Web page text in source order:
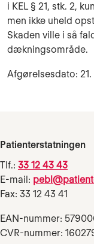
i KEL § 21, stk. 2,
men ikke uheld
Skaden ville i så
dækningsområde.
Afgørelsesdato: 21.
Patienterstatningen
Tlf.: 33 12 43 43
E-mail:
Fax: 33 12 43 41
EAN-nummer:
CVR-nummer: